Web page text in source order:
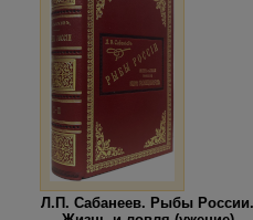
Л.П. Сабанеев. Рыбы России.